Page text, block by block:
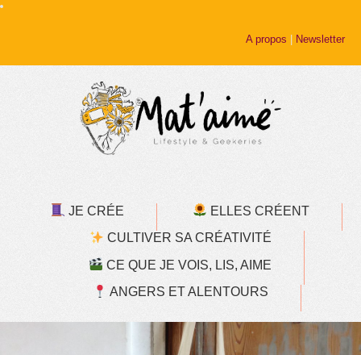
A propos | Newsletter
JE CRÉE
ELLES CRÉENT
CULTIVER SA CRÉATIVITÉ
CE QUE JE VOIS, LIS, AIME
ANGERS ET ALENTOURS